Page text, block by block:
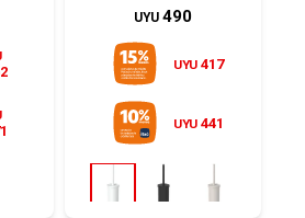
UYU 490
UYU 417
UYU 441